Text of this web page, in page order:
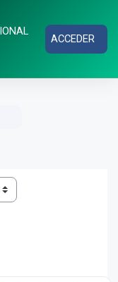
ACCEDER
CURSOS